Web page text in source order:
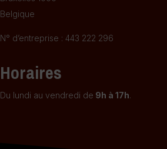
Belgique
N° d’entreprise : 443 222 296
Horaires
Du lundi au vendredi de 9h à 17h.